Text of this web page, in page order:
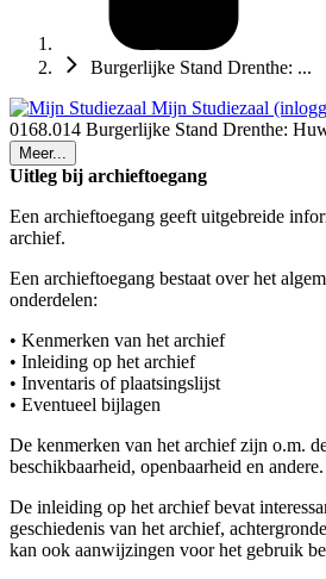
Burgerlijke Stand Drenthe: ...
Mijn Studiezaal
0168.014 Burgerlijke Stand Drenthe:
Meer...
Uitleg bij archieftoegang
Een archieftoegang geeft uitgebreide
archief.
Een archieftoegang bestaat over het
onderdelen:
• Kenmerken van het archief
• Inleiding op het archief
• Inventaris of plaatsingslijst
• Eventueel bijlagen
De kenmerken van het archief zijn o.m.
beschikbaarheid, openbaarheid en andere.
De inleiding op het archief bevat
geschiedenis van het archief,
kan ook aanwijzingen voor het gebruik